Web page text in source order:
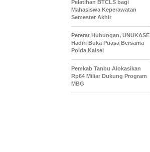
Pelatihan BTCLS bagi
Mahasiswa Keperawatan
Semester Akhir
Pererat Hubungan, UNUKASE
Hadiri Buka Puasa Bersama
Polda Kalsel
Pemkab Tanbu Alokasikan
Rp64 Miliar Dukung Program
MBG